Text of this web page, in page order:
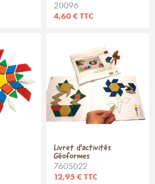
20096
4,60 € TTC
Livret d'activités
Géoformes
7605022
12,95 € TTC